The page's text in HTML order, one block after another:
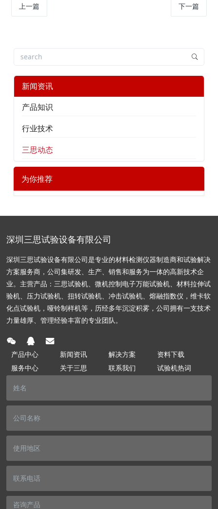
上一篇 下一篇
新闻资讯
产品知识
行业技术
三思动态
为你推荐
深圳三思试验设备有限公司
深圳三思试验设备有限公司是专业的材料检测仪器制造商和试验解决
方案服务商，公司集研发、生产、销售和服务为一体的高新技术企
业。主营产品：三思试验机、微机控制电子万能试验机、材料拉伸试
验机、压力试验机、扭转试验机、冲击试验机、熔融指数仪，维卡软
化点试验机，哑铃制样机等，历经多年沉淀积雾，公司拥有一支技术
力量雄厚、管理经验丰富的专业团队。
产品中心 新闻资讯 解决方案
资料下载
服务中心
关于三思 联系我们 试验机热词